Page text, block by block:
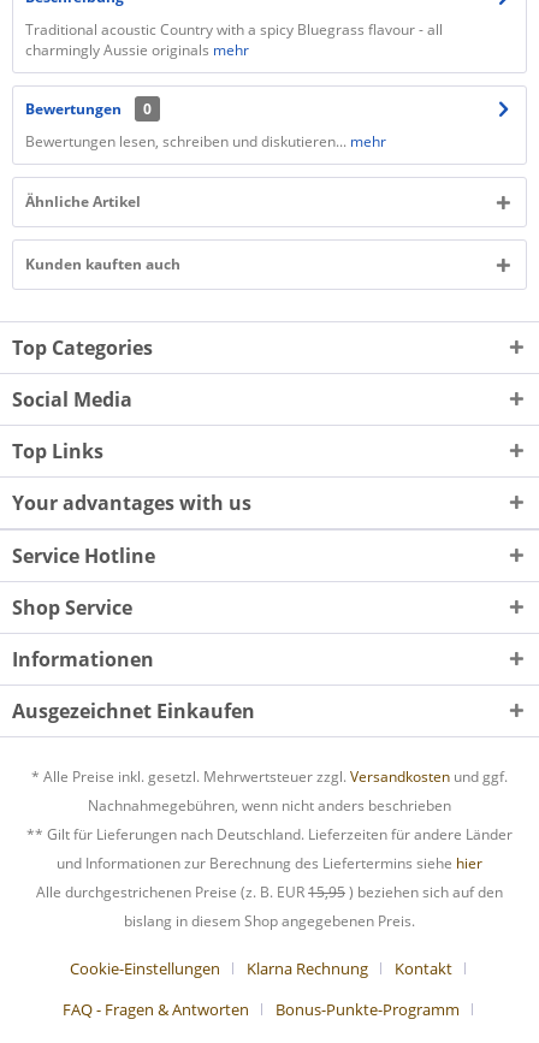
Traditional acoustic Country with a spicy Bluegrass flavour - all
charmingly Aussie originals mehr
Bewertungen
0
Bewertungen lesen, schreiben und diskutieren... mehr
Ähnliche Artikel
Kunden kauften auch
Top Categories
Social Media
Top Links
Your advantages with us
Service Hotline
Shop Service
Informationen
Ausgezeichnet Einkaufen
* Alle Preise inkl. gesetzl. Mehrwertsteuer zzgl. Versandkosten und ggf.
Nachnahmegebühren, wenn nicht anders beschrieben
** Gilt für Lieferungen nach Deutschland. Lieferzeiten für andere Länder
und Informationen zur Berechnung des Liefertermins siehe hier
Alle durchgestrichenen Preise (z. B. EUR15,95) beziehen sich auf den
bislang in diesem Shop angegebenen Preis.
Cookie-Einstellungen Klarna Rechnung
Kontakt
FAQ - Fragen & Antworten
Bonus-Punkte-Programm